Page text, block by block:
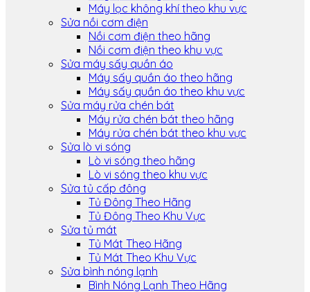
Máy lọc không khí theo khu vực
Sửa nồi cơm điện
Nồi cơm điện theo hãng
Nồi cơm điện theo khu vực
Sửa máy sấy quần áo
Máy sấy quần áo theo hãng
Máy sấy quần áo theo khu vực
Sửa máy rửa chén bát
Máy rửa chén bát theo hãng
Máy rửa chén bát theo khu vực
Sửa lò vi sóng
Lò vi sóng theo hãng
Lò vi sóng theo khu vực
Sửa tủ cấp đông
Tủ Đông Theo Hãng
Tủ Đông Theo Khu Vực
Sửa tủ mát
Tủ Mát Theo Hãng
Tủ Mát Theo Khu Vực
Sửa bình nóng lạnh
Bình Nóng Lạnh Theo Hãng